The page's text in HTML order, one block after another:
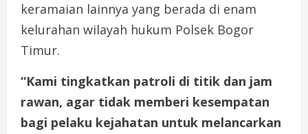
keramaian lainnya yang berada di enam
kelurahan wilayah hukum Polsek Bogor
Timur.
“Kami tingkatkan patroli di titik dan jam
rawan, agar tidak memberi kesempatan
bagi pelaku kejahatan untuk melancarkan